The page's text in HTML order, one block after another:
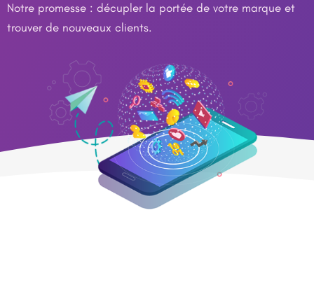
Notre promesse : décupler la portée de votre marque et
trouver de nouveaux clients.